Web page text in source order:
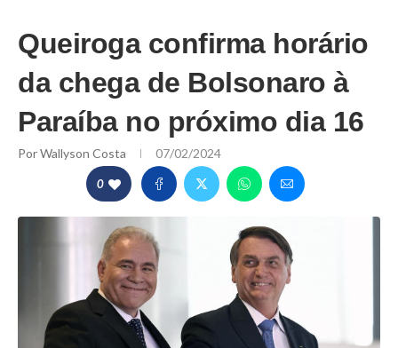
Queiroga confirma horário
da chega de Bolsonaro à
Paraíba no próximo dia 16
PorWallyson Costa 07/02/2024
0